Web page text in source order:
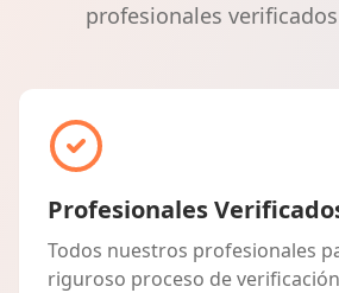
profesionales
Profesionales
Todos nuestros profesionales
riguroso proceso de verificación